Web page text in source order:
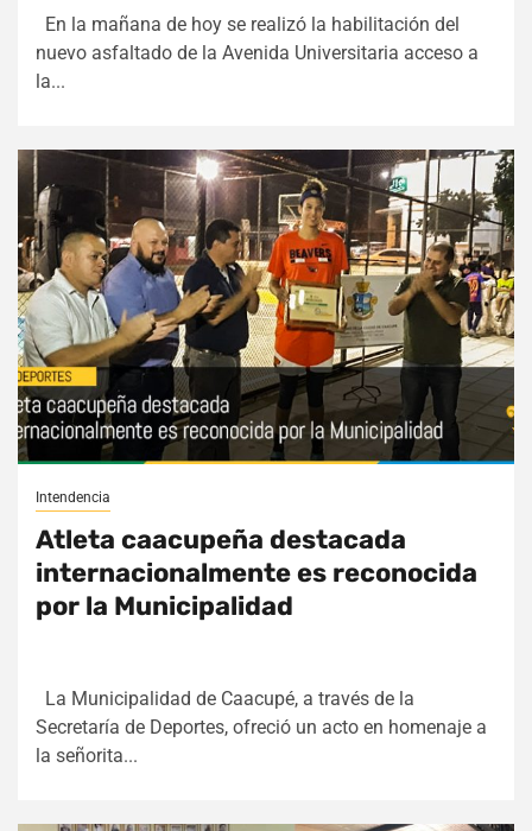
En la mañana de hoy se realizó la habilitación del
nuevo asfaltado de la Avenida Universitaria acceso a
la...
Intendencia
Atleta caacupeña destacada
internacionalmente es reconocida
por la Municipalidad
La Municipalidad de Caacupé, a través de la
Secretaría de Deportes, ofreció un acto en homenaje a
la señorita...